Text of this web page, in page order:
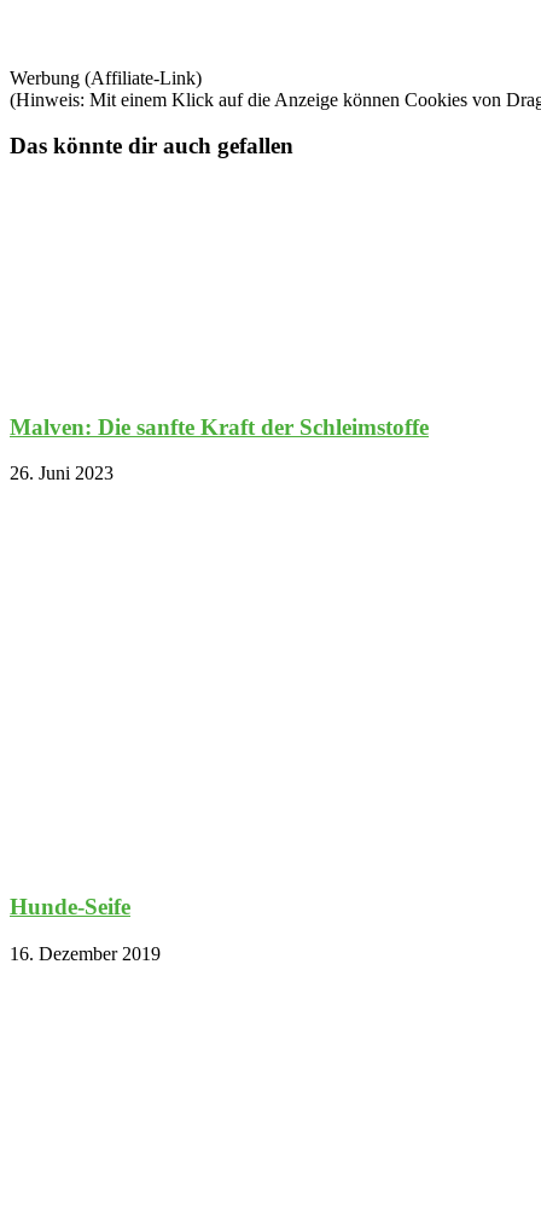
Werbung (Affiliate-Link)
(Hinweis: Mit einem Klick auf die Anzeige können Cookies von
Das könnte dir auch gefallen
Malven: Die sanfte Kraft der Schleimstoffe
26. Juni 2023
Hunde-Seife
16. Dezember 2019